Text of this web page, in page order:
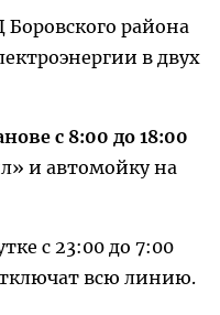
Боровского района
в двух
с 8:00 до 18:00
и автомойку на
с 23:00 до 7:00
всю линию.